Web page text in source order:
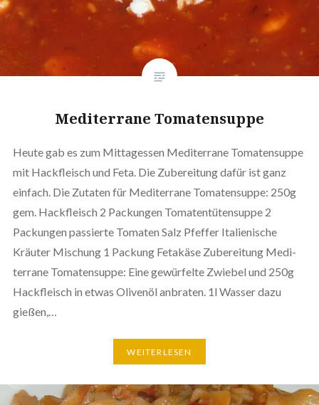
Medi­ter­ra­ne Tomatensuppe
Heute gab es zum Mit­tag­essen Medi­ter­ra­ne Toma­ten­sup­pe
mit Hack­fleisch und Feta. Die Zube­rei­tung dafür ist ganz
einfach. Die Zutaten für Medi­ter­ra­ne Toma­ten­sup­pe: 250g
gem. Hack­fleisch 2 Packungen Toma­ten­tü­ten­sup­pe 2
Packungen passierte Tomaten Salz Pfeffer Ita­lie­ni­sche
Kräuter Mischung 1 Packung Fetakäse Zube­rei­tung Medi­
ter­ra­ne Toma­ten­sup­pe: Eine gewür­fel­te Zwiebel und 250g
Hack­fleisch in etwas Olivenöl anbraten. 1l Wasser dazu
gießen,…
WEI­TER­LE­SEN